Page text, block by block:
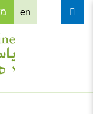
en